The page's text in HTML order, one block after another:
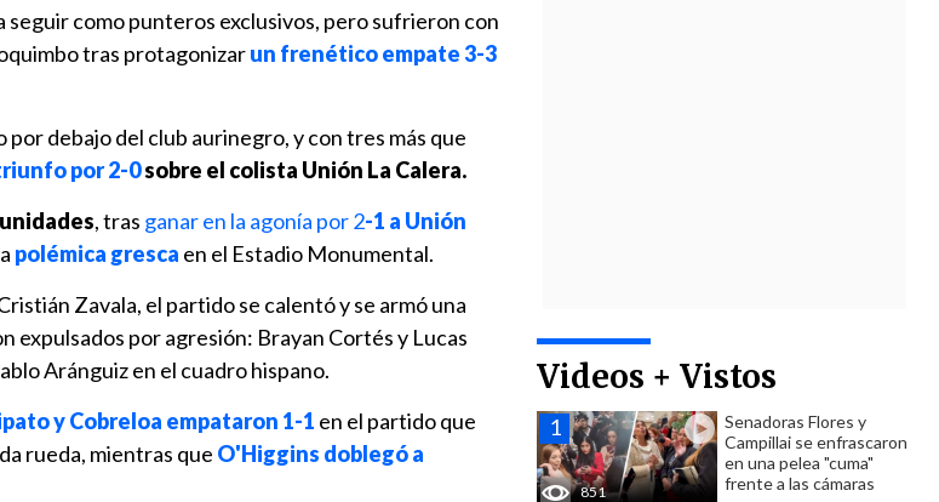
Videos + Vistos
851
Senadoras Flores y
Campillai se enfrascaron
en una pelea "cuma"
frente a las cámaras
seguir como punteros exclusivos, pero sufrieron con
tras protagonizarun frenético empate 3-3
por debajo del club aurinegro, y con tres más que
por 2-0sobre el colista Unión La Calera.
, tras ganar en la agonía por 2-1 a Unión
polémica gresca en el Estadio Monumental.
Zavala, el partido se calentó y se armó una
por agresión: Brayan Cortés y Lucas
Aránguiz en el cuadro hispano.
y Cobreloa empataron 1-1 en el partido que
rueda, mientras que O'Higgins doblegó a